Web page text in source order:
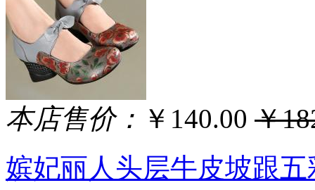
本店售价： ￥140.00 ￥
嫔妃丽人头层牛皮坡跟